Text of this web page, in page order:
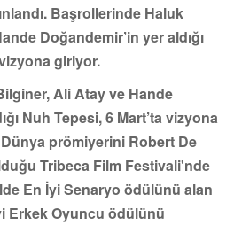
Başrollerinde Haluk
Doğandemir’in yer aldığı
giriyor.
Ali Atay ve Hande
Nuh Tepesi, 6 Mart’ta vizyona
Dünya prömiyerini Robert De
Tribeca Film Festivali'nde
En İyi Senaryo ödülünü alan
Erkek Oyuncu ödülünü